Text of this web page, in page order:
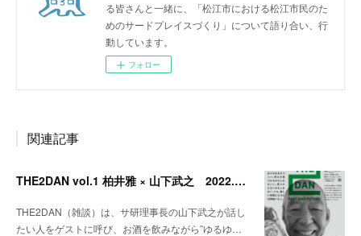
る皆さんと一緒に、「松江市における松江市民のた
めのサードプレイスづくり」について語り合い、行
動しています。
フォロー
関連記事
THE2DAN vol.1 柏井雅 × 山下武之 2022.9.20開催
THE2DAN（雑談）は、サ研理事長の山下武之が話し
たい人をゲストに呼び、お酒を飲みながら”ゆるゆ…